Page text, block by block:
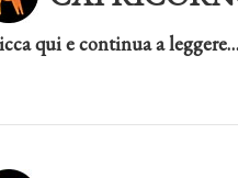
qui e continua a leggere…